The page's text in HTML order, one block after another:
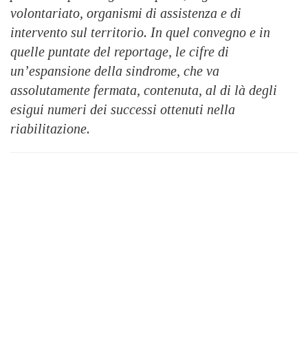
volontariato, organismi di assistenza e di
intervento sul territorio. In quel convegno e in
quelle puntate del reportage, le cifre di
un’espansione della sindrome, che va
assolutamente fermata, contenuta, al di là degli
esigui numeri dei successi ottenuti nella
riabilitazione.